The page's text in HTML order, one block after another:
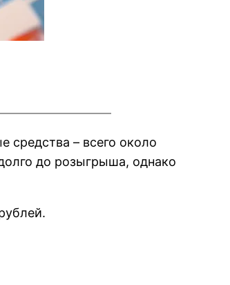
средства – всего около
до розыгрыша, однако